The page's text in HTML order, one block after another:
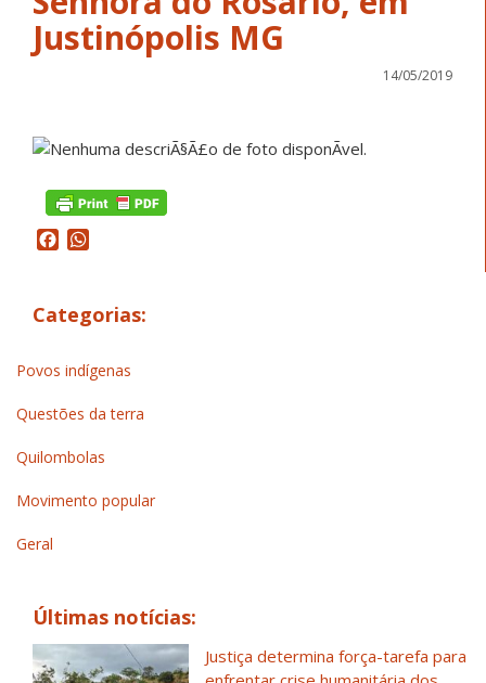
Justinópolis MG
14/05/2019
Facebook
Categorias:
Povos indígenas
Questões da terra
Quilombolas
Movimento popular
Geral
Últimas notícias:
Justiça determina força-tarefa para